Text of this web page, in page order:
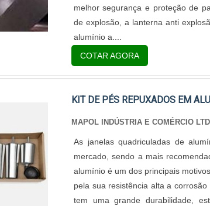
melhor segurança e proteção de
de explosão, a lanterna anti
alumínio a....
COTAR AGORA
KIT DE PÉS REPUXADOS EM
MAPOL INDÚSTRIA E COMÉRCIO
As janelas quadriculadas de
mercado, sendo a mais
alumínio é um dos principais
pela sua resistência alta a
tem uma grande durabilidade,